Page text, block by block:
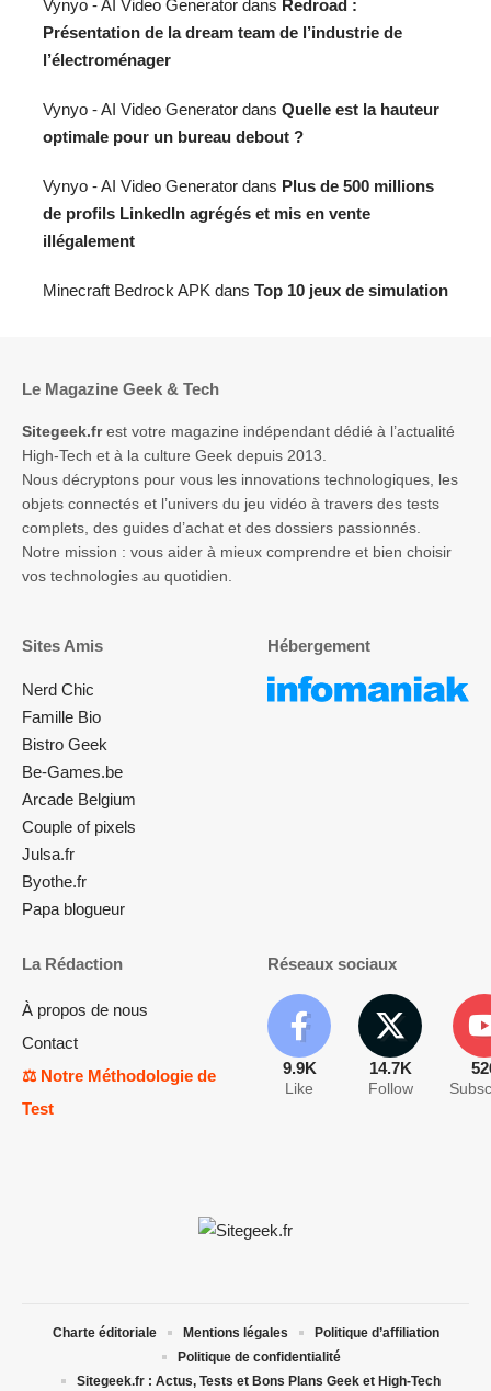
Vynyo - AI Video Generator dans Redroad :
Présentation de la dream team de l’industrie de
l’électroménager
Vynyo - AI Video Generator dans Quelle est la hauteur
optimale pour un bureau debout ?
Vynyo - AI Video Generator dans Plus de 500 millions
de profils LinkedIn agrégés et mis en vente
illégalement
Minecraft Bedrock APK dans Top 10 jeux de simulation
Le Magazine Geek & Tech
Sitegeek.frest votre magazine indépendant dédié à l’actualité
High-Tech et à la culture Geek depuis 2013.
Nous décryptons pour vous les innovations technologiques, les
objets connectés et l’univers du jeu vidéo à travers des tests
complets, des guides d’achat et des dossiers passionnés.
Notre mission : vous aider à mieux comprendre et bien choisir
vos technologies au quotidien.
Sites Amis
Nerd Chic
Famille Bio
Bistro Geek
Be-Games.be
Arcade Belgium
Couple of pixels
Julsa.fr
Byothe.fr
Papa blogueur
Hébergement
La Rédaction
À propos de nous
Contact
⚖️ Notre Méthodologie de
Test
Réseaux sociaux
9.9K
Like
14.7K
Follow
Charte éditoriale Mentions légales
Politique d’affiliation
Politique de confidentialité
Sitegeek.fr : Actus, Tests et Bons Plans Geek et High-Tech